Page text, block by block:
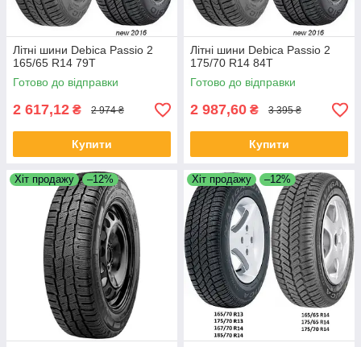
Літні шини Debica Passio 2
165/65 R14 79T
Готово до відправки
2 617,12 ₴ 2 974 ₴
Купити
Літні шини Debica Passio 2
175/70 R14 84T
Готово до відправки
2 987,60 ₴ 3 395 ₴
Купити
Хіт продажу –12% Хіт продажу –12%